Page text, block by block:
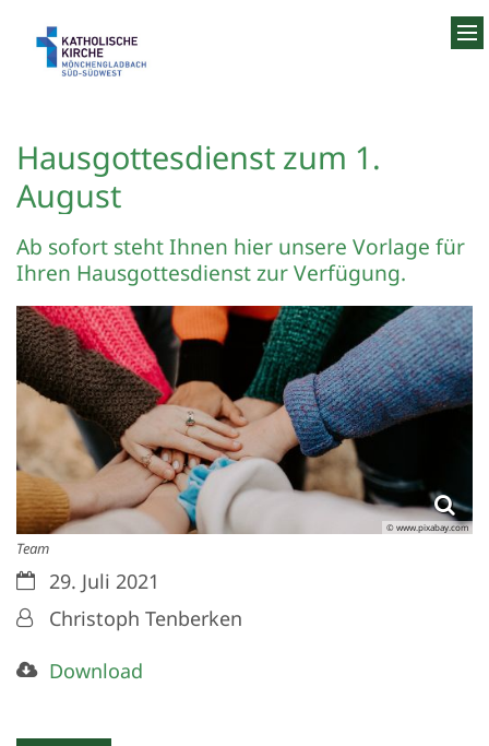
Hausgottesdienst zum 1.
August
Ab sofort steht Ihnen hier unsere Vorlage für
Ihren Hausgottesdienst zur Verfügung.
© www.pixabay.com
Team
Datum:29. Juli 2021
Von:Christoph Tenberken
Download